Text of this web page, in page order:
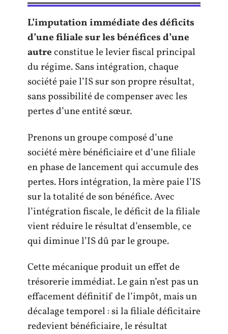
L’imputation immédiate des déficits
d’une filiale sur les bénéfices d’une
autreconstitue le levier fiscal principal
du régime. Sans intégration, chaque
société paie l’IS sur son propre résultat,
sans possibilité de compenser avec les
pertes d’une entité sœur.
Prenons un groupe composé d’une
société mère bénéficiaire et d’une filiale
en phase de lancement qui accumule des
pertes. Hors intégration, la mère paie l’IS
sur la totalité de son bénéfice. Avec
l’intégration fiscale, le déficit de la filiale
vient réduire le résultat d’ensemble, ce
qui diminue l’IS dû par le groupe.
Cette mécanique produit un effet de
trésorerie immédiat. Le gain n’est pas un
effacement définitif de l’impôt, mais un
décalage temporel : si la filiale déficitaire
redevient bénéficiaire, le résultat